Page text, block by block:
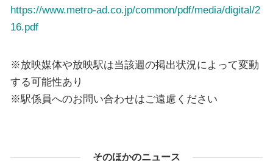
https://www.metro-ad.co.jp/common/pdf/media/digital/2
16.pdf
※放映媒体や放映駅は当該週の掲出状況によって変動
する可能性あり
※駅係員へのお問い合わせはご遠慮ください
そのほかのニュース